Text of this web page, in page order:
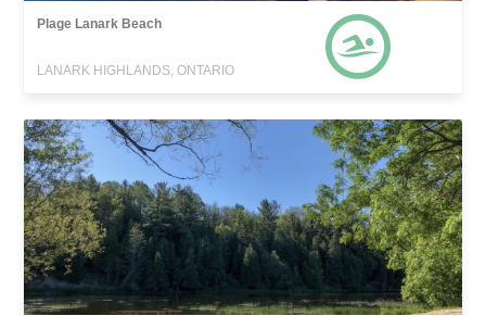
Plage Lanark Beach
LANARK HIGHLANDS, ONTARIO